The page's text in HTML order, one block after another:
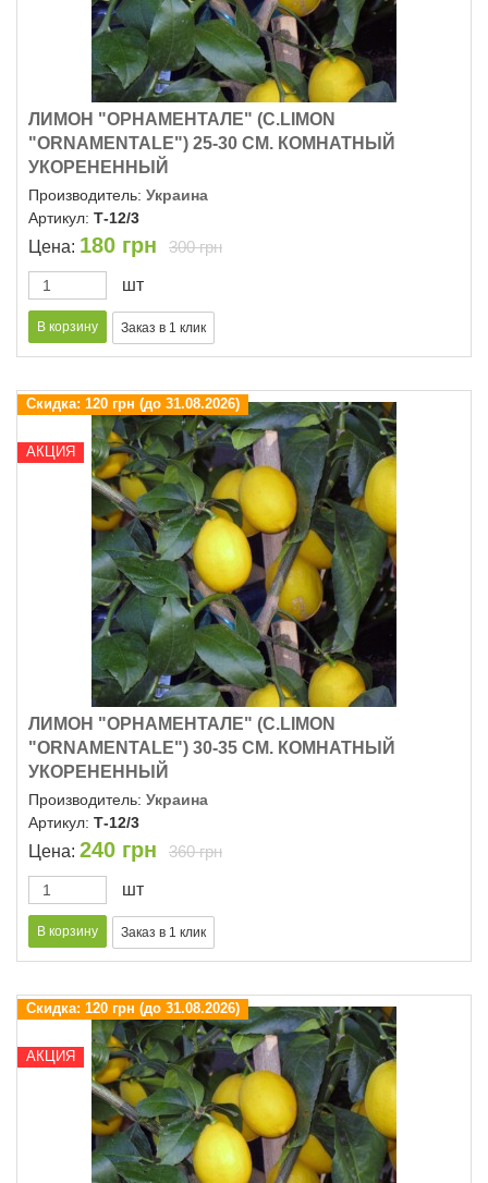
ЛИМОН "ОРНАМЕНТАЛЕ" (C.LIMON
"ОRNAMENTALE") 25-30 СМ. КОМНАТНЫЙ
УКОРЕНЕННЫЙ
Производитель: Украина
Артикул: Т-12/3
Цена: 180 грн 300 грн
шт
АКЦИЯ
Скидка: 120 грн (до 31.08.2026)
ЛИМОН "ОРНАМЕНТАЛЕ" (C.LIMON
"ОRNAMENTALE") 30-35 СМ. КОМНАТНЫЙ
УКОРЕНЕННЫЙ
Производитель: Украина
Артикул: Т-12/3
Цена: 240 грн 360 грн
шт
АКЦИЯ
Скидка: 120 грн (до 31.08.2026)